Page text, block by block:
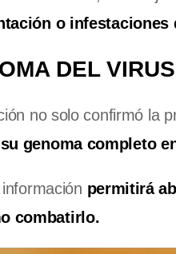
o
DEL
no solo confirmó la
genoma completo
permitirá
combatirlo.